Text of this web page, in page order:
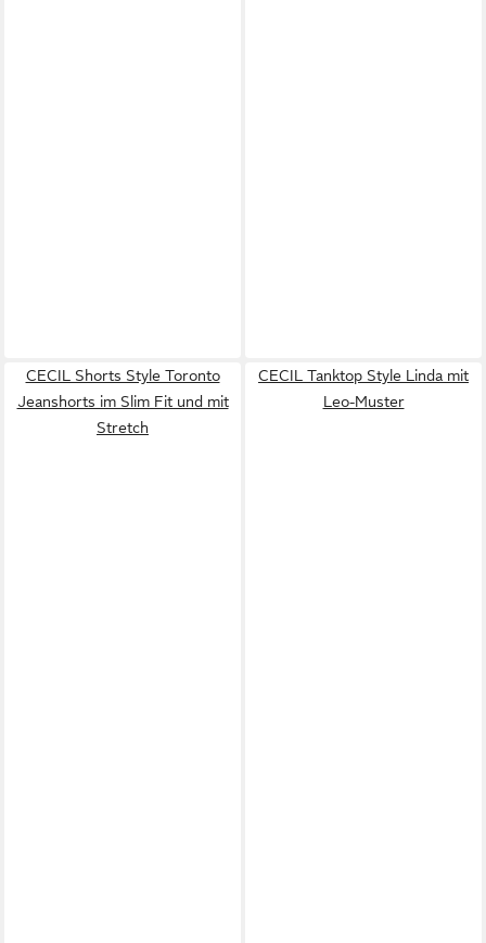
CECIL Shorts Style Toronto
Jeanshorts im Slim Fit und mit
Stretch
CECIL Tanktop Style Linda mit
Leo-Muster